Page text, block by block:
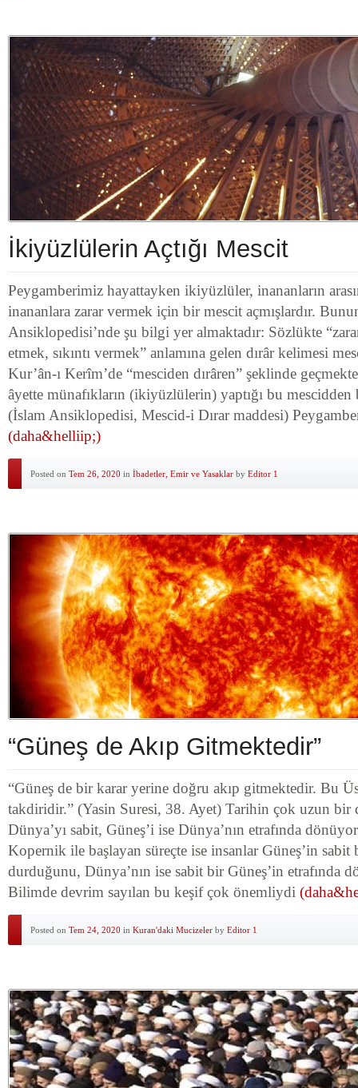
İkiyüzlülerin Açtığı Mescit
Peygamberimiz hayattayken ikiyüzlüler, inananların
inananlara zarar vermek için bir mescit açmışlardır.
Ansiklopedisi’nde şu bilgi yer almaktadır: Sözlükte
etmek, sıkıntı vermek” anlamına gelen dırâr kelimesi
Kur’ân-ı Kerîm’de “mesciden dırâren” şeklinde
âyette münafıkların (ikiyüzlülerin) yaptığı bu
(İslam Ansiklopedisi, Mescid-i Dırar maddesi)
(daha&helliip;)
Posted on Tem 26, 2020 in İbadetler, Emir ve Yasaklar by Editor 1
“Güneş de Akıp Gitmektedir”
“Güneş de bir karar yerine doğru akıp gitmektedir. Bu
takdiridir.” (Yasin Suresi, 38. Ayet) Tarihin çok uzun bir
Dünya’yı sabit, Güneş’i ise Dünya’nın etrafında
Kopernik ile başlayan süreçte ise insanlar Güneş’in sabit
durduğunu, Dünya’nın ise sabit bir Güneş’in etrafında
Bilimde devrim sayılan bu keşif çok önemliydi
Posted on Tem 24, 2020 in Kuran'daki Mucizeler by Editor 1